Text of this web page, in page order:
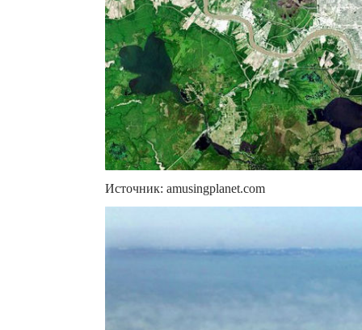
Источник: amusingplanet.com